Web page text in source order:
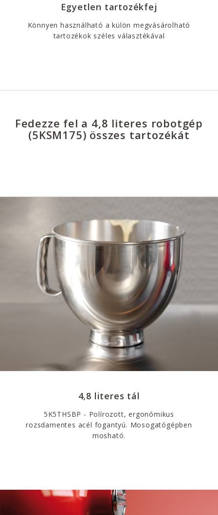
Egyetlen tartozékfej
Könnyen használható a külön megvásárolható
tartozékok széles választékával
Fedezze fel a 4,8 literes robotgép
(5KSM175) összes tartozékát
4,8 literes tál
5K5THSBP - Polírozott, ergonómikus
rozsdamentes acél fogantyú. Mosogatógépben
mosható.